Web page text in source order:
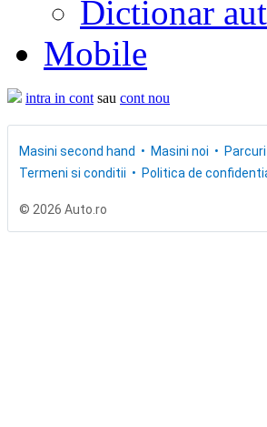
Dictionar
Mobile
intra in cont sau cont nou
Masini second hand Masini noi
Termeni si conditii
Politica de
© 2026 Auto.ro